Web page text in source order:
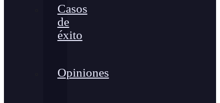
Casos
de
éxito
Opiniones